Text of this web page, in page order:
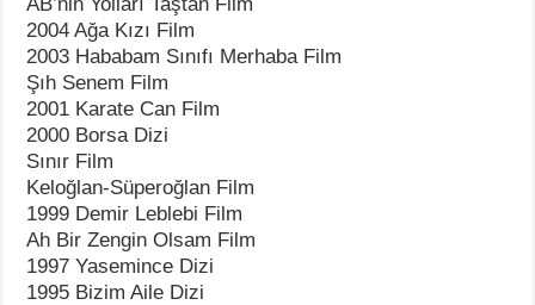
2004 Ağa Kızı Film
2003 Hababam Sınıfı Merhaba Film
Şıh Senem Film
2001 Karate Can Film
2000 Borsa Dizi
Sınır Film
Keloğlan-Süperoğlan Film
1999 Demir Leblebi Film
Ah Bir Zengin Olsam Film
1997 Yasemince Dizi
1995 Bizim Aile Dizi